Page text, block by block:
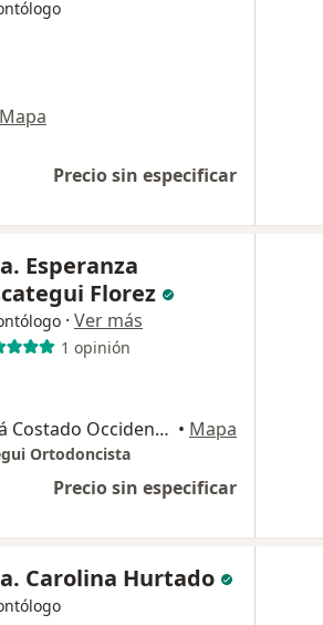
Mapa
Precio sin especificar
Esperanza
Florez
· Ver más
1 opinión
Km 2 Vía Chía - Cajicá Costado Occidental Edificio Belenus Oficina 322 TRO MEDICO, Chía • Mapa
Ortodoncista
Precio sin especificar
Carolina Hurtado